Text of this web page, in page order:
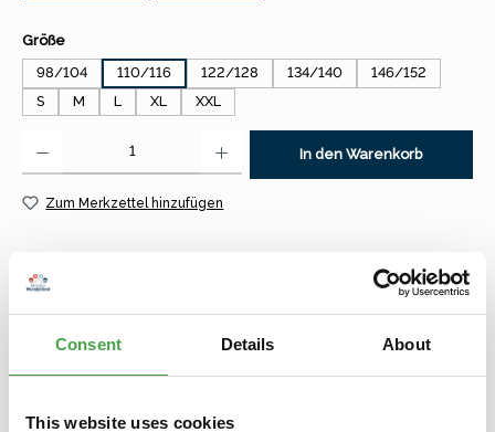
Consent Details About
This website uses cookies
Größeauswählen
98/104
110/116 122/128 134/140
146/152
S
M L XL XXL
In den Warenkorb
Zum Merkzettel hinzufügen
Beschreibung
Begeiste…Mehr